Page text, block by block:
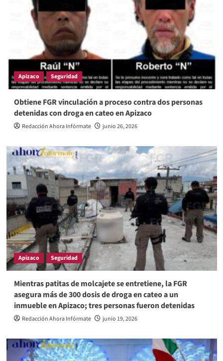
Apizaco Seguridad
Obtiene FGR vinculación a proceso contra dos personas
detenidas con droga en cateo en Apizaco
Redacción Ahora Infórmate junio 26, 2026
Apizaco Seguridad
Mientras patitas de molcajete se entretiene, la FGR
asegura más de 300 dosis de droga en cateo a un
inmueble en Apizaco; tres personas fueron detenidas
Redacción Ahora Infórmate junio 19, 2026